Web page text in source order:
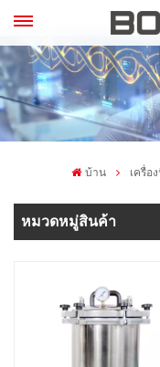
บ้าน เครื่อ
หมวดหมู่สินค้า